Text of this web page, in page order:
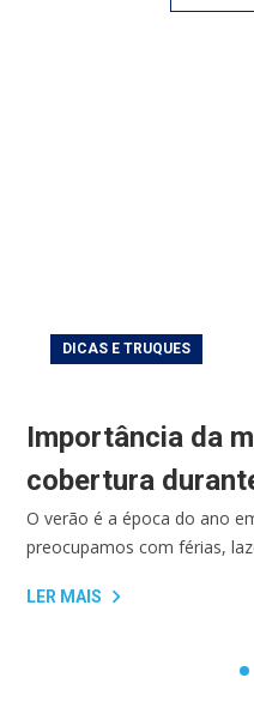
DICAS E TRUQUES
Importância da
cobertura
O verão é a época do ano
preocupamos com férias,
LER MAIS